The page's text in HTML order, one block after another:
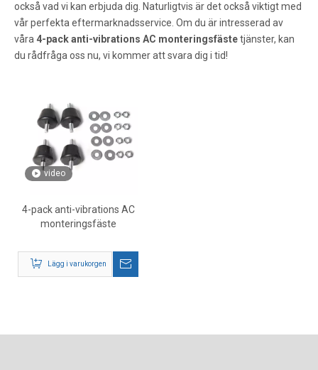
också vad vi kan erbjuda dig. Naturligtvis är det också viktigt med
vår perfekta eftermarknadsservice. Om du är intresserad av
våra 4-pack anti-vibrations AC monteringsfästetjänster, kan
du rådfråga oss nu, vi kommer att svara dig i tid!
video
4-pack anti-vibrations AC
monteringsfäste
Lägg i varukorgen